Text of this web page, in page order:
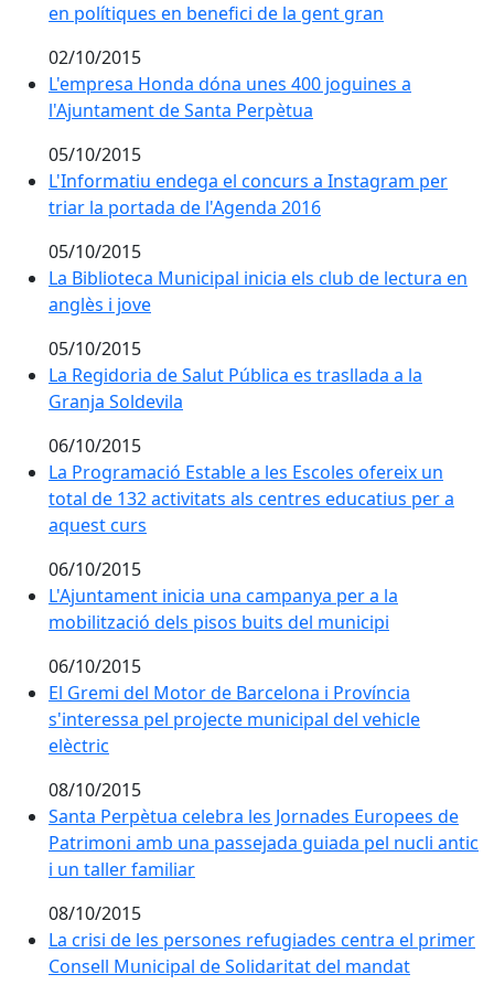
en polítiques en benefici de la gent gran
02/10/2015
L'empresa Honda dóna unes 400 joguines a
L'empresa Honda dóna unes 400 joguines a
l'Ajuntament de Santa Perpètua
05/10/2015
L'Informatiu endega el concurs a Instagram per triar
L'Informatiu endega el concurs a Instagram per
triar la portada de l'Agenda 2016
05/10/2015
La Biblioteca Municipal inicia els club de lectura en
La Biblioteca Municipal inicia els club de lectura en
anglès i jove
05/10/2015
La Regidoria de Salut Pública es trasllada a la Granja
La Regidoria de Salut Pública es trasllada a la
Granja Soldevila
06/10/2015
La Programació Estable a les Escoles ofereix un
La Programació Estable a les Escoles ofereix un
total de 132 activitats als centres educatius per a
aquest curs
06/10/2015
L'Ajuntament inicia una campanya per a la
L'Ajuntament inicia una campanya per a la
mobilització dels pisos buits del municipi
06/10/2015
El Gremi del Motor de Barcelona i Província
El Gremi del Motor de Barcelona i Província
s'interessa pel projecte municipal del vehicle
elèctric
08/10/2015
Santa Perpètua celebra les Jornades Europees de
Santa Perpètua celebra les Jornades Europees de
Patrimoni amb una passejada guiada pel nucli antic
i un taller familiar
08/10/2015
La crisi de les persones refugiades centra el primer
La crisi de les persones refugiades centra el primer
Consell Municipal de Solidaritat del mandat